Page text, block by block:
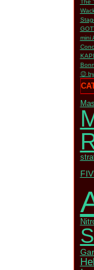
The
mini
😉